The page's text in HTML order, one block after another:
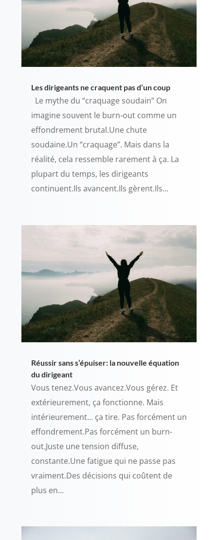
Les dirigeants ne craquent pas d’un coup
Le mythe du “craquage soudain” On
imagine souvent le burn-out comme un
effondrement brutal.Une chute
soudaine.Un “craquage”. Mais dans la
réalité, cela ressemble rarement à ça. La
plupart du temps, les dirigeants
continuent.Ils avancent.Ils gèrent.Ils...
Réussir sans s’épuiser: la nouvelle équation
du dirigeant
Vous tenez.Vous avancez.Vous gérez. Et
extérieurement, ça fonctionne. Mais
intérieurement… ça tire. Pas forcément un
effondrement.Pas forcément un burn-
out.Juste une tension diffuse,
constante.Une fatigue qui ne passe pas
vraiment.Des décisions qui coûtent de
plus en...